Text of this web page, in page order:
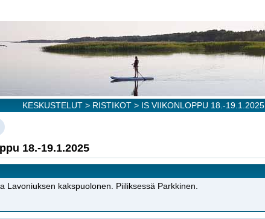
KESKUSTELUT> RISTIKOT> IS VIIKONLOPPU 18.-19.1.2025
18.-19.1.2025
Lavoniuksen kakspuolonen. Piiliksessä Parkkinen.